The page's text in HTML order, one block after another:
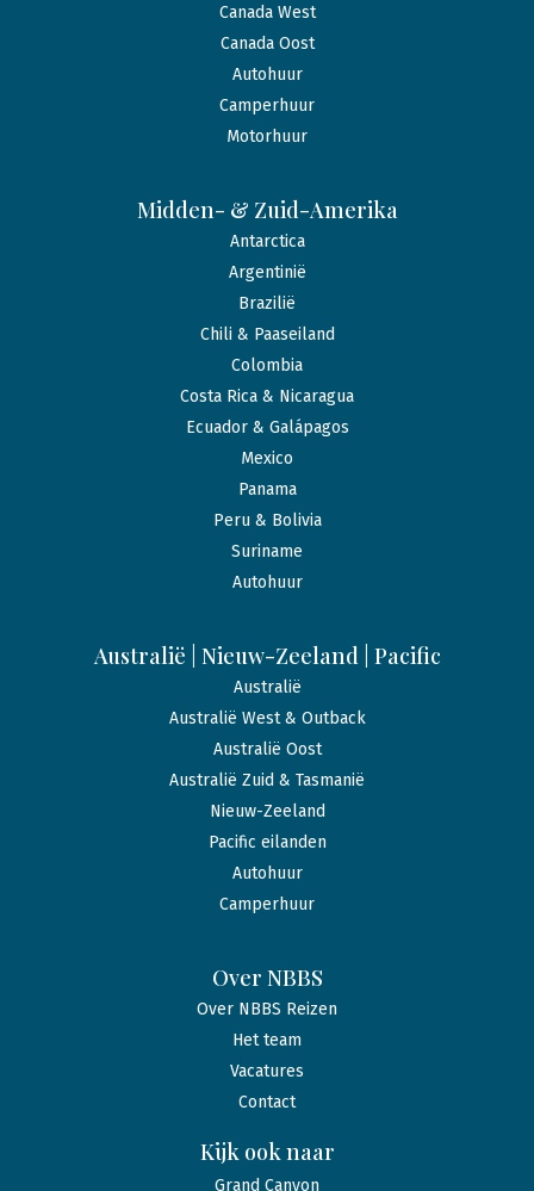
Canada West
Canada Oost
Autohuur
Camperhuur
Motorhuur
Midden- & Zuid-Amerika
Antarctica
Argentinië
Brazilië
Chili & Paaseiland
Colombia
Costa Rica & Nicaragua
Ecuador & Galápagos
Mexico
Panama
Peru & Bolivia
Suriname
Autohuur
Australië | Nieuw-Zeeland | Pacific
Australië
Australië West & Outback
Australië Oost
Australië Zuid & Tasmanië
Nieuw-Zeeland
Pacific eilanden
Autohuur
Camperhuur
Over NBBS
Over NBBS Reizen
Het team
Vacatures
Contact
Kijk ook naar
Grand Canyon